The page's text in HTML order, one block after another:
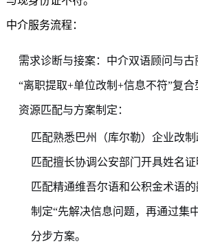
中介服务流程：
需求诊断与接案：中介双语顾问与
“离职提取+单位改制+信息不符”复合
资源匹配与方案制定：
匹配熟悉巴州（库尔勒）企业改制
匹配擅长协调公安部门开具姓名证
匹配精通维吾尔语和公积金术语的
制定“先解决信息问题，再通过集
分步方案。